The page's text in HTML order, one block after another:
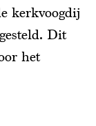
kerkvoogdij
Dit
het